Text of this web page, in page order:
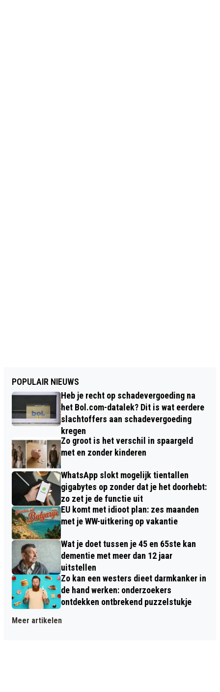
POPULAIR NIEUWS
Heb je recht op schadevergoeding na
het Bol.com-datalek? Dit is wat eerdere
slachtoffers aan schadevergoeding
kregen
Zo groot is het verschil in spaargeld
met en zonder kinderen
WhatsApp slokt mogelijk tientallen
gigabytes op zonder dat je het doorhebt:
zo zet je de functie uit
EU komt met idioot plan: zes maanden
met je WW-uitkering op vakantie
Wat je doet tussen je 45 en 65ste kan
dementie met meer dan 12 jaar
uitstellen
Zo kan een westers dieet darmkanker in
de hand werken: onderzoekers
ontdekken ontbrekend puzzelstukje
Meer artikelen